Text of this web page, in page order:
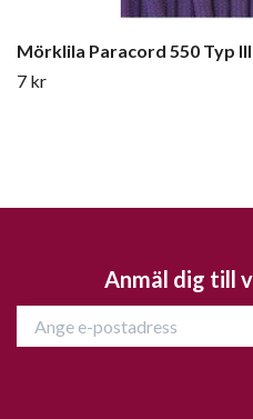
Mörklila Paracord 550 Typ III
7 kr
Anmäl dig till